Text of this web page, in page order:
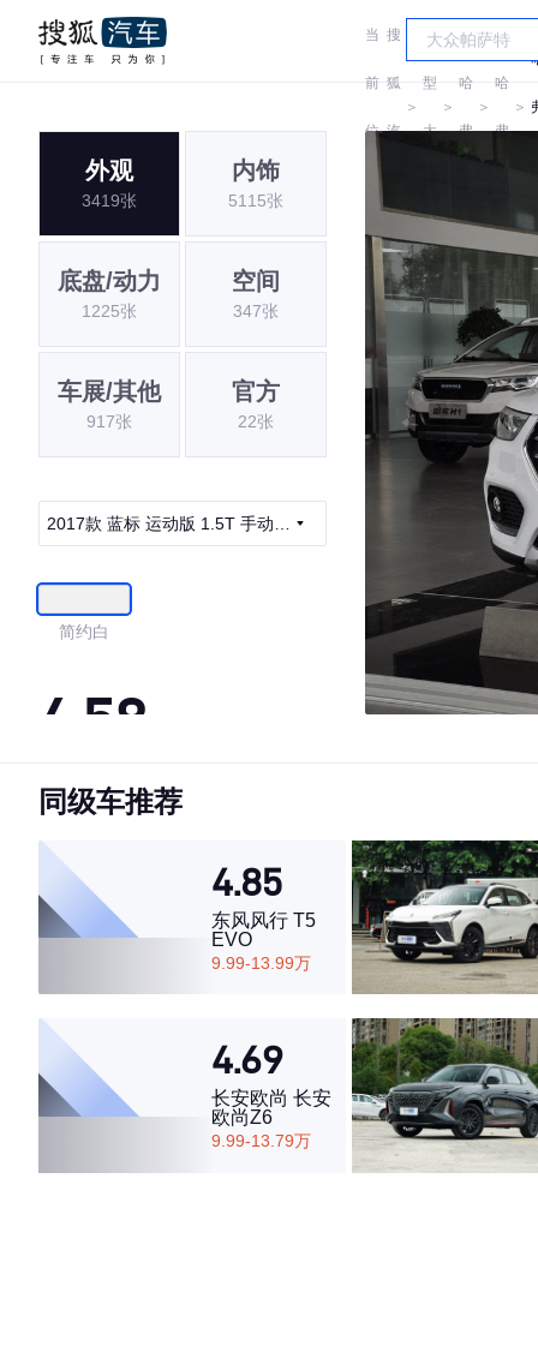
当
前
位
置:
搜
狐
汽
＞
车
型
大
＞
哈
弗
＞
哈
弗
＞
外观
3419张
内饰
5115张
底盘/动力
1225张
空间
347张
车展/其他
917张
官方
22张
2017款 蓝标 运动版 1.5T 手动两
简约白
4.58
·外观表现一般，低于70%同级车
·空间表现较为优秀，优于64%同级车
同级车推荐
4.85
东风风行 T5
EVO
9.99-13.99万
4.69
长安欧尚 长安
欧尚Z6
9.99-13.79万